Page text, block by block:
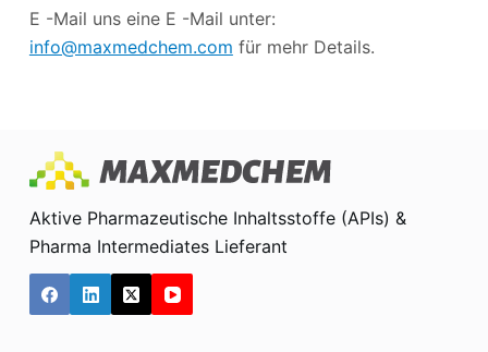
E -Mail uns eine E -Mail unter:
info@maxmedchem.com für mehr Details.
Aktive Pharmazeutische Inhaltsstoffe (APIs) &
Pharma Intermediates Lieferant